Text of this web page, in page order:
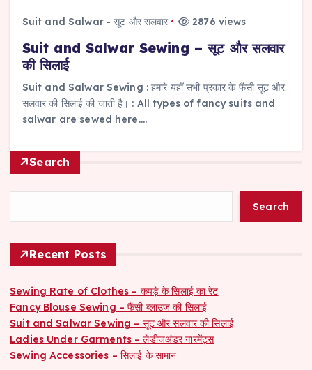
Suit and Salwar - सूट और सलवार 2876 views
Suit and Salwar Sewing – सूट और सलवार
की सिलाई
Suit and Salwar Sewing : हमारे यहाँ सभी प्रकार के फैंसी सूट और
सलवार की सिलाई की जाती है। : All types of fancy suits and
salwar are sewed here.…
Search
Search
Recent Posts
Sewing Rate of Clothes – कपड़े के सिलाई का रेट
Fancy Blouse Sewing – फैंसी ब्लाउज की सिलाई
Suit and Salwar Sewing – सूट और सलवार की सिलाई
Ladies Under Garments – लेडीजअंडर गारमेंट्स
Sewing Accessories – सिलाई के सामान